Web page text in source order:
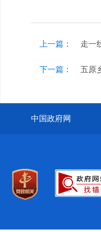
上一篇： 走一
下一篇： 五原
中国政府网